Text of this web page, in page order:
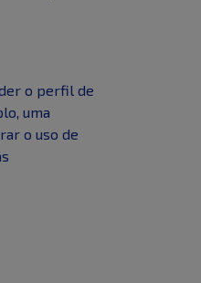
o perfil de
uma
o uso de